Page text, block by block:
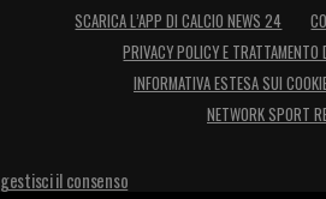
SCARICA L’APP DI CALCIO NEWS 24
PRIVACY POLICY E TRATTAMENTO
INFORMATIVA ESTESA SUI
NETWORK SPORT
gestisci il consenso